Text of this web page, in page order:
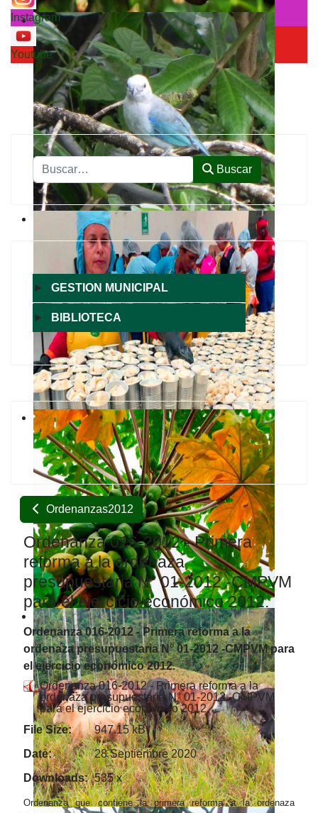
Instagram
Youtube
Buscar Buscar
► GESTION MUNICIPAL
► BIBLIOTECA
Ordenanzas2012
Ordenanza 016-2012 - Primera
reforma a la ordenaza
presupuestaria N° 01-2012 -CMPVM
para el ejercicio económico 2012.
Ordenanza 016-2012 - Primera reforma a la
ordenaza presupuestaria N° 01-2012 -CMPVM para
el ejercicio económico 2012.
Ordenanza 016-2012 - Primera reforma a la
ordenaza presupuestaria N° 01-2012 -CMPVM
para el ejercicio económico 2012.
File Size:
947.15 kB
Date:
28 Septiembre 2020
Downloads: 535 x
Ordenanza que contiene la primera reforma a la ordenaza